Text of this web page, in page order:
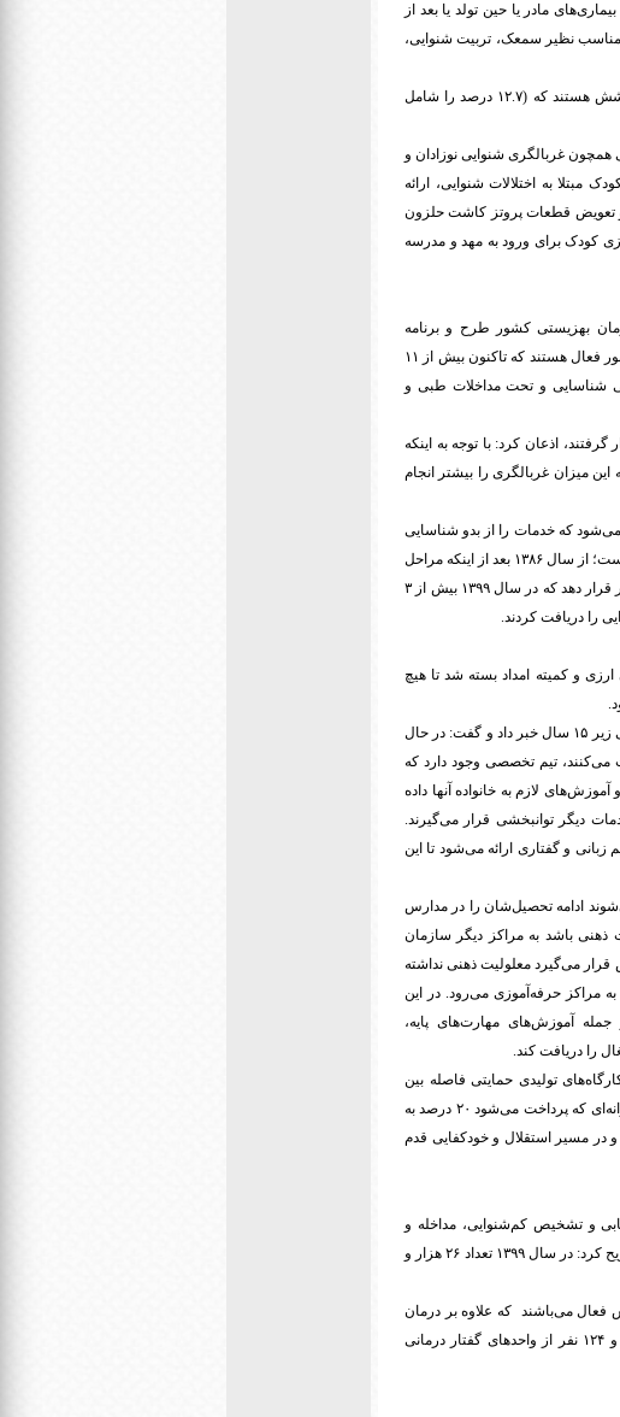
ناشناخته است، ۵۰ درصد علت ژنتیک و ۲۵ درصد مابقی بیماری‌های مادر یا حین تولد یا بعد از
مناسب نظیر سمعک، تربیت شنوایی،
نفریه، افزود: در حال حاضر در بهزیستی بیش از ۲۲۲ هزار فرد دارای معلولیت ناشنوایی تحت پوشش هستند که (۱۲.۷ درصد را شامل
همچون غربالگری شنوایی نوزادان و
مبتلا به اختلالات شنوایی، ارائه
تعویض قطعات پروتز کاشت حلزون
کودک برای ورود به مهد و مدرسه
را شایع‌ترین نقص مادرزادی عنوان کرد و تصریح کرد: از سال ۱۳۸۴ سازمان بهزیستی کشور طرح و برنامه
غربالگری شنوایی را از بدو تولد کودکان آغاز کرد. در حال حاضر بیش از ۶۳۰ واحد غربالگری در کشور فعال هستند که تاکنون بیش از ۱۱
دارای اختلالات شنوایی شناسایی و تحت مداخلات طبی و
قرار گرفتند، اذعان کرد: با توجه به اینکه
میزان غربالگری را بیشتر انجام
که خدمات را از بدو شناسایی
برای آنها تحت پوشش قرار دهیم، افزود: بزرگترین خدمتی که ارائه می‌شود کاشت حلزون شنوایی است؛ از سال ۱۳۸۶ بعد از اینکه مراحل
غربالگری در کشور شروع شد، سازمان به این سمت حرکت کرد که کاشت حلزون را در دستور کار قرار دهد که در سال ۱۳۹۹ بیش از ۳
و کمیته امداد بسته شد تا هیچ
نفریه از راه‌اندازی مراکز خدمات آموزشی و توانبخشی برای خانواده و کودکان مبتلا به اختلال شنوایی زیر ۱۵ سال خبر داد و گفت: در حال
و ۴۰۰ کودک از آنها خدمت دریافت می‌کنند، تیم تخصصی وجود دارد که
لازم به خانواده آنها داده
دیگر توانبخشی قرار می‌گیرند.
و گفتاری ارائه می‌شود تا این
که وارد این مراکز می‌شوند ادامه تحصیل‌شان را در مدارس
معلولیت ذهنی باشد به مراکز دیگر سازمان
که تحت پوشش قرار می‌گیرد معلولیت ذهنی نداشته
مراکز حرفه‌آموزی می‌رود. در این
آموزش‌های مهارت‌های پایه،
را دریافت کند.
تولیدی حمایتی فاصله بین
آموزش تئوری و کار عملی انجام می‌شود و در آنجا دوباره در محیط کار قرار می‌گیرند و در آنجا یارانه‌ای که پرداخت می‌شود ۲۰ درصد به
و در مسیر استقلال و خودکفایی قدم
ارزیابی و تشخیص کم‌شنوایی، مداخله و
توانبخشی بعد از تشخیص، اعم از تجویز و تأمین وسیله کمک شنوایی (سمعک)، تربیت شنوایی، تصریح کرد: در سال ۱۳۹۹ تعداد ۲۶ هزار و
کشور، ادامه داد: همچنین ۶۹ واحد گفتاردرمانی با ۸۲ کارشناس فعال می‌باشند که علاوه بر درمان
اختلالات گفتاری به توانبخشی افراد کم‌شنوا و ناشنوا اقدام می‌کنند که در سال ۹۹ تعداد ۵ هزار و ۱۲۴ نفر از واحدهای گفتار درمانی